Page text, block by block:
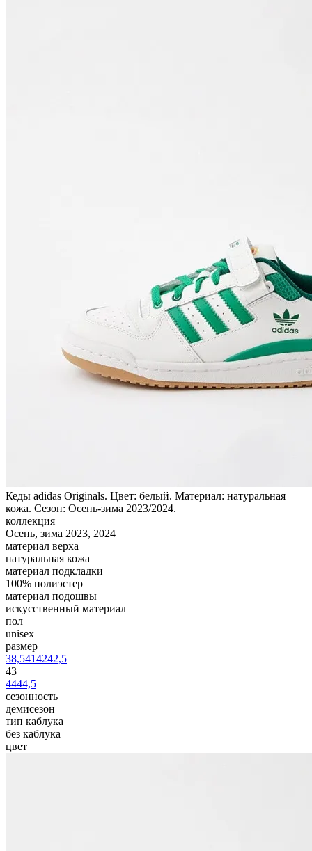
Кеды adidas Originals. Цвет: белый. Материал: натуральная
кожа. Сезон: Осень-зима 2023/2024.
коллекция
Осень, зима 2023, 2024
материал верха
натуральная кожа
материал подкладки
100% полиэстер
материал подошвы
искусственный материал
пол
unisex
размер
38,5414242,5
43
4444,5
сезонность
демисезон
тип каблука
без каблука
цвет